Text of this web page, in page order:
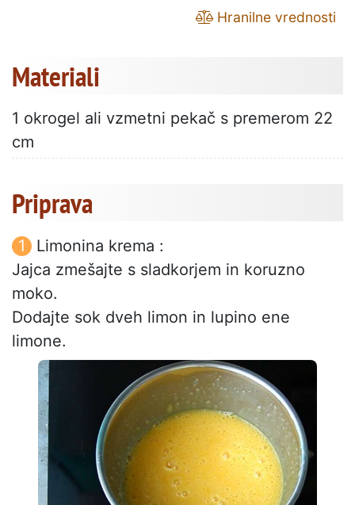
Hranilne vrednosti
Materiali
1 okrogel ali vzmetni pekač s premerom 22
cm
Priprava
Limonina krema :
Jajca zmešajte s sladkorjem in koruzno
moko.
Dodajte sok dveh limon in lupino ene
limone.